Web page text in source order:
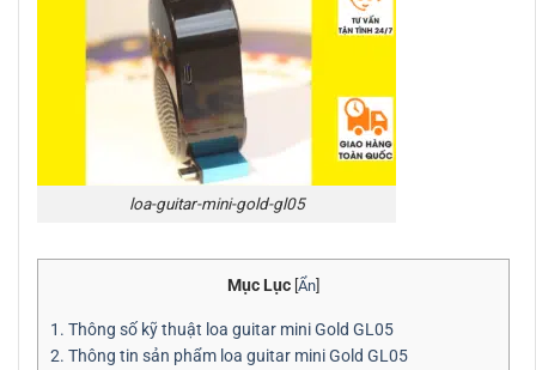
loa-guitar-mini-gold-gl05
Mục Lục Ẩn
1. Thông số kỹ thuật loa guitar mini Gold GL05
2. Thông tin sản phẩm loa guitar mini Gold GL05